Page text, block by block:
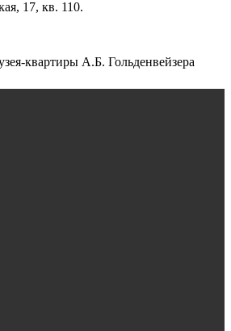
17, кв. 110.
квартиры А.Б. Гольденвейзера